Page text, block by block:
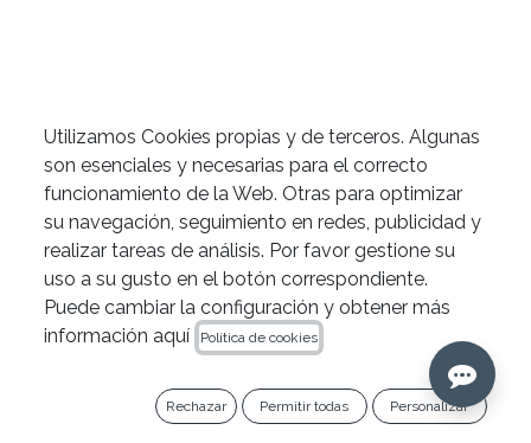
Limas Z-Glider® de Zarc
Utilizamos Cookies propias y de terceros. Algunas
son esenciales y necesarias para el correcto
funcionamiento de la Web. Otras para optimizar
su navegación, seguimiento en redes, publicidad y
realizar tareas de análisis. Por favor gestione su
uso a su gusto en el botón correspondiente.
Puede cambiar la configuración y obtener más
información aquí
Política de cookies
Rechazar Permitir todas Personalizar